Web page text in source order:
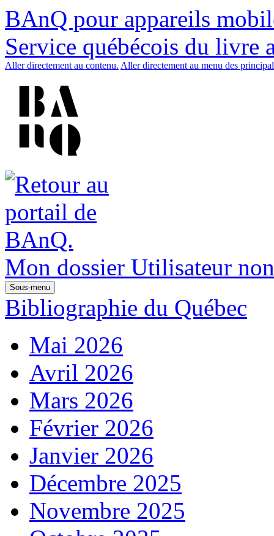
BAnQ pour appareils
Service québécois du livre
Aller directement au contenu. Aller directement au menu des
Mon dossier Utilisateur
Sous-menu
Bibliographie du Québec
Mai 2026
Avril 2026
Mars 2026
Février 2026
Janvier 2026
Décembre 2025
Novembre 2025